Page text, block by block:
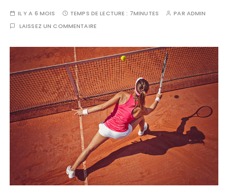
IL Y A 6 MOIS TEMPS DE LECTURE : 7MINUTES PAR ADMIN
LAISSEZ UN COMMENTAIRE